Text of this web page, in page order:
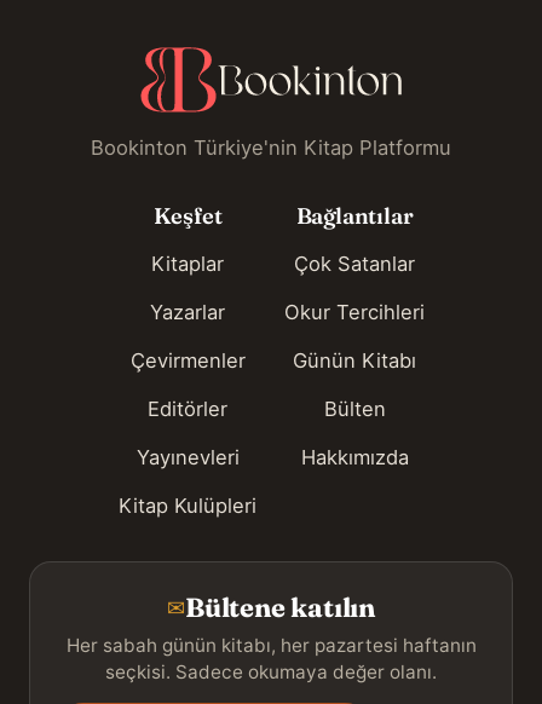
Bookinton Türkiye'nin Kitap Platformu
Keşfet
Kitaplar
Yazarlar
Çevirmenler
Editörler
Yayınevleri
Kitap Kulüpleri
Bağlantılar
Çok Satanlar
Okur Tercihleri
Günün Kitabı
Bülten
Hakkımızda
✉Bültene katılın
Her sabah günün kitabı, her pazartesi haftanın
seçkisi. Sadece okumaya değer olanı.